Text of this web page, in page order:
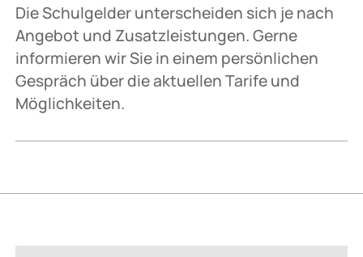
Die Schulgelder unterscheiden sich je nach
Angebot und Zusatzleistungen. Gerne
informieren wir Sie in einem persönlichen
Gespräch über die aktuellen Tarife und
Möglichkeiten.